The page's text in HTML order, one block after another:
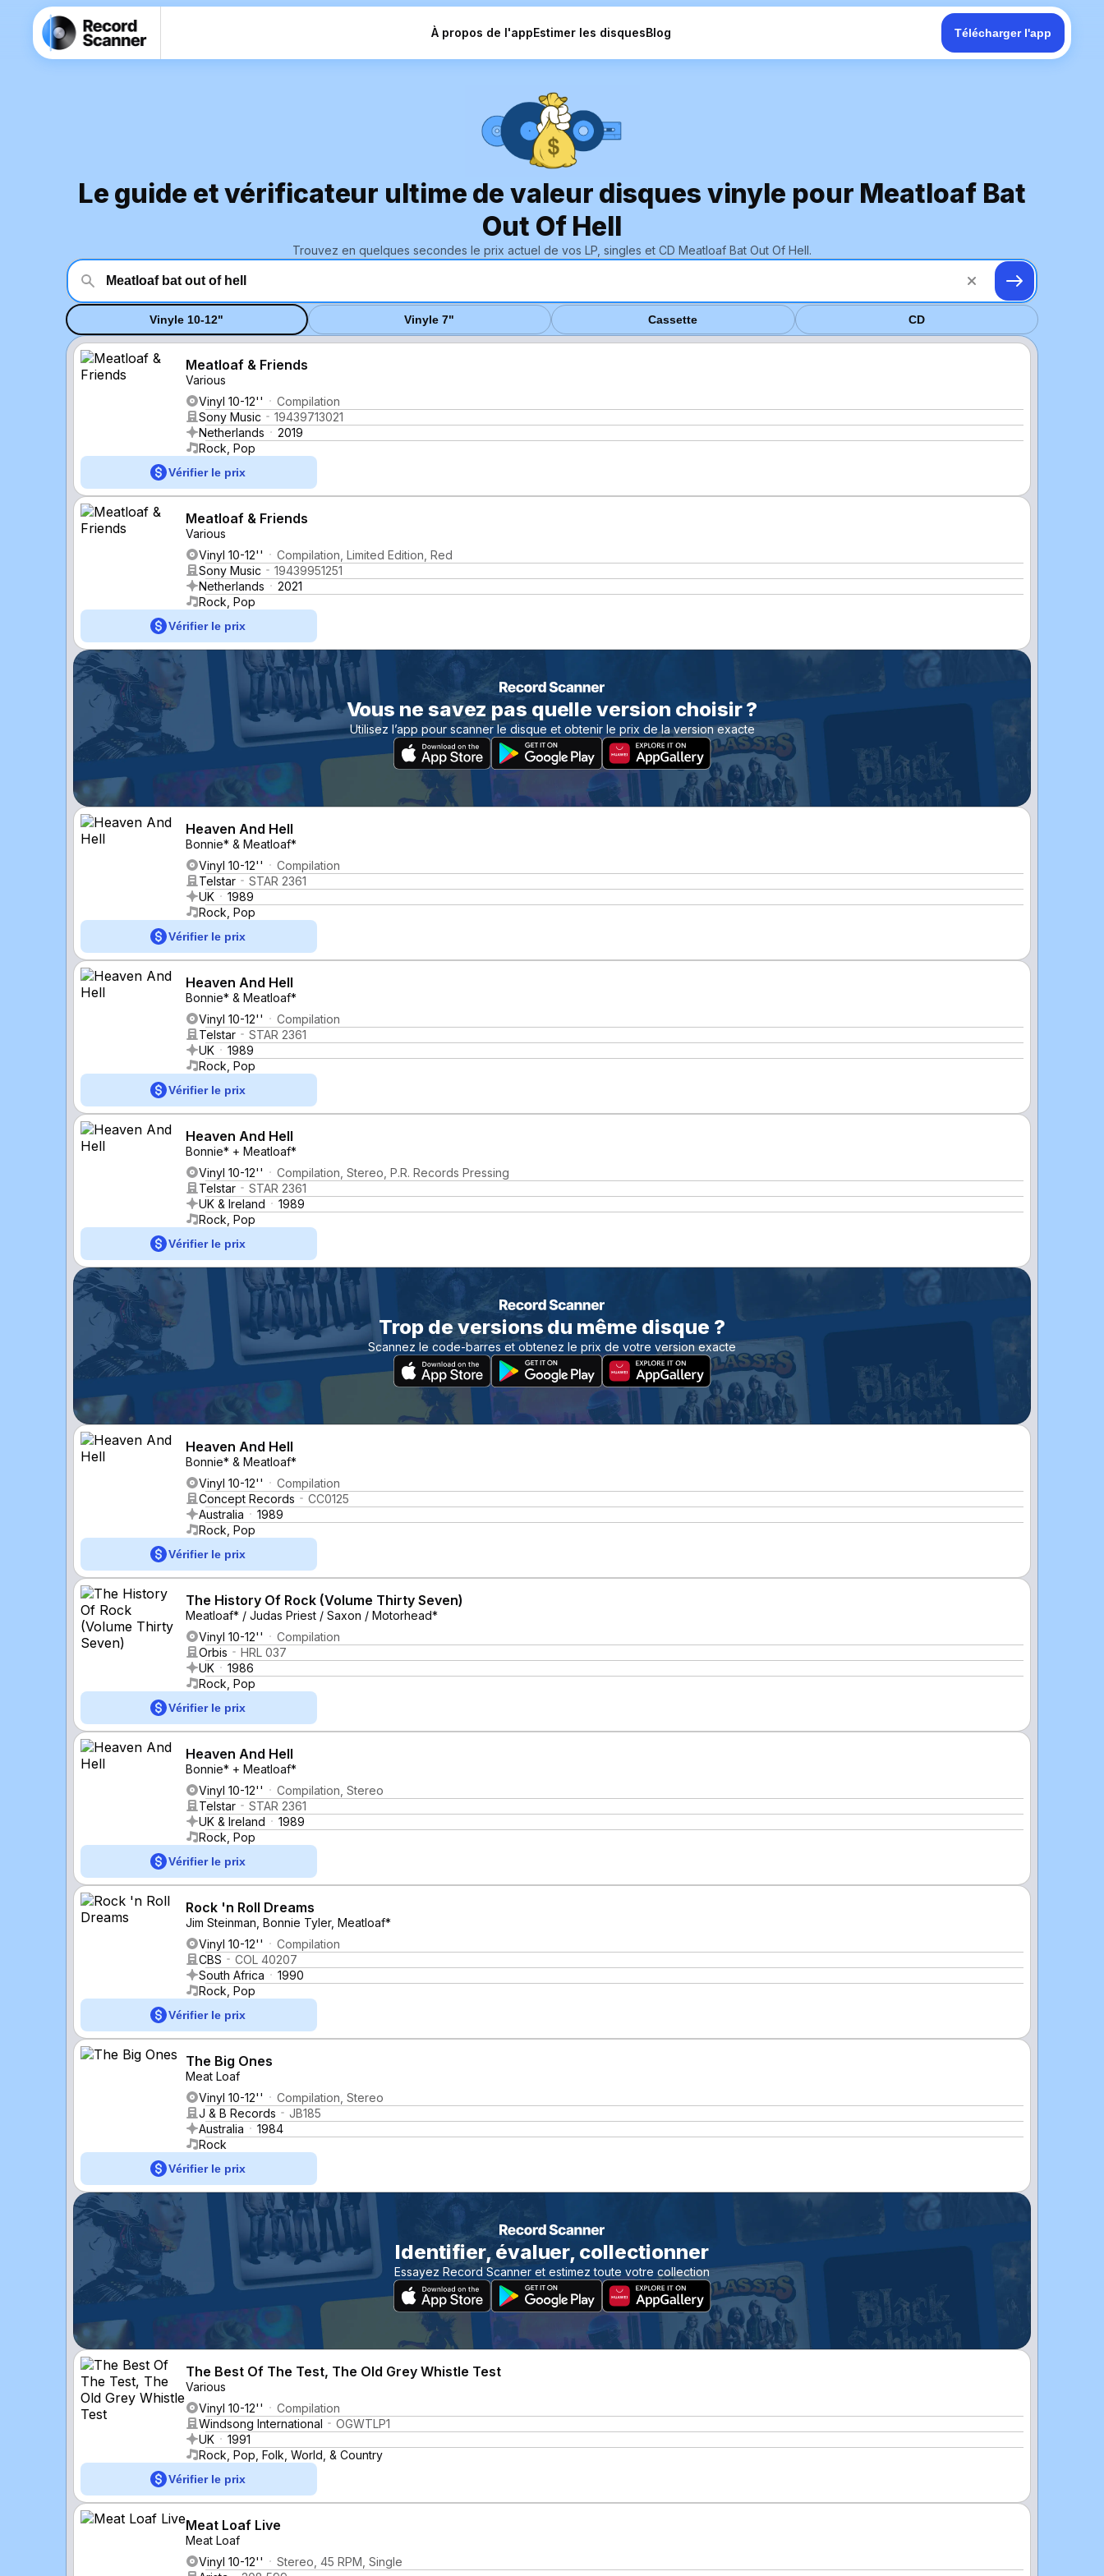
À propos de l'appEstimer les disquesBlog Télécharger l'app
Le guide et vérificateur ultime de valeur disques vinyle pour Meatloaf Bat
Out Of Hell
Trouvez en quelques secondes le prix actuel de vos LP, singles et CD Meatloaf Bat Out Of Hell.
Vinyle 10-12" Vinyle 7" Cassette CD
Meatloaf & Friends
Various
Vinyl 10-12''
Compilation
Sony Music
19439713021
Netherlands
2019
Rock, Pop
Vérifier le prix
Meatloaf & Friends
Various
Vinyl 10-12''
Compilation, Limited Edition, Red
Sony Music
19439951251
Netherlands
2021
Rock, Pop
Vérifier le prix
Vous ne savez pas quelle version choisir ?
Utilisez l’app pour scanner le disque et obtenir le prix de la version exacte
Heaven And Hell
Bonnie* & Meatloaf*
Vinyl 10-12''
Compilation
Telstar
STAR 2361
UK
1989
Rock, Pop
Vérifier le prix
Heaven And Hell
Bonnie* & Meatloaf*
Vinyl 10-12''
Compilation
Telstar
STAR 2361
UK
1989
Rock, Pop
Vérifier le prix
Heaven And Hell
Bonnie* + Meatloaf*
Vinyl 10-12''
Compilation, Stereo, P.R. Records Pressing
Telstar
STAR 2361
UK & Ireland
1989
Rock, Pop
Vérifier le prix
Trop de versions du même disque ?
Scannez le code-barres et obtenez le prix de votre version exacte
Heaven And Hell
Bonnie* & Meatloaf*
Vinyl 10-12''
Compilation
Concept Records
CC0125
Australia
1989
Rock, Pop
Vérifier le prix
The History Of Rock (Volume Thirty Seven)
Meatloaf* / Judas Priest / Saxon / Motorhead*
Vinyl 10-12''
Compilation
Orbis
HRL 037
UK
1986
Rock, Pop
Vérifier le prix
Heaven And Hell
Bonnie* + Meatloaf*
Vinyl 10-12''
Compilation, Stereo
Telstar
STAR 2361
UK & Ireland
1989
Rock, Pop
Vérifier le prix
Rock 'n Roll Dreams
Jim Steinman, Bonnie Tyler, Meatloaf*
Vinyl 10-12''
Compilation
CBS
COL 40207
South Africa
1990
Rock, Pop
Vérifier le prix
The Big Ones
Meat Loaf
Vinyl 10-12''
Compilation, Stereo
J & B Records
JB185
Australia
1984
Rock
Vérifier le prix
Identifier, évaluer, collectionner
Essayez Record Scanner et estimez toute votre collection
The Best Of The Test, The Old Grey Whistle Test
Various
Vinyl 10-12''
Compilation
Windsong International
OGWTLP1
UK
1991
Rock, Pop, Folk, World, & Country
Vérifier le prix
Meat Loaf Live
Meat Loaf
Vinyl 10-12''
Stereo, 45 RPM, Single